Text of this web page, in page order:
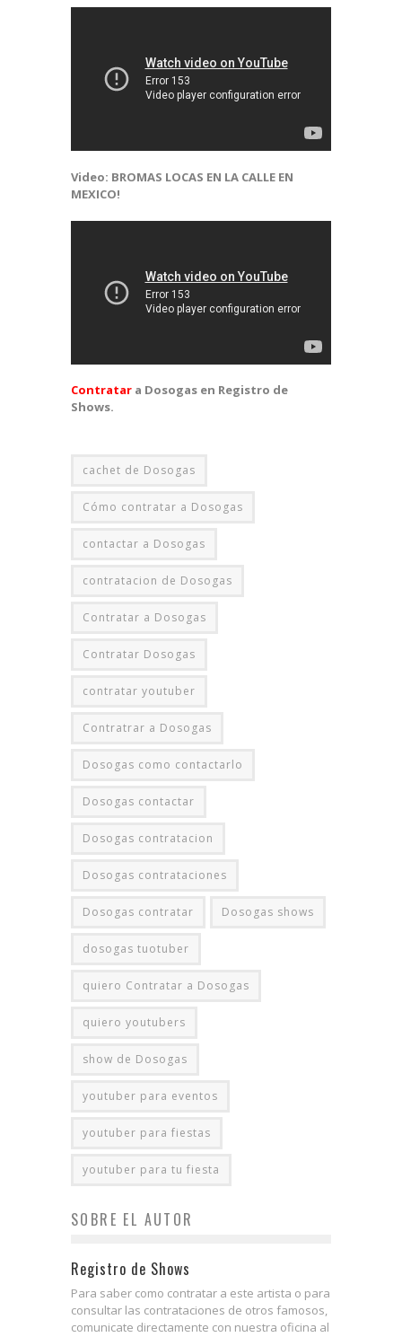
Video: BROMAS LOCAS EN LA CALLE EN
MEXICO!
Contratar a Dosogas en Registro de
Shows.
cachet de Dosogas
Cómo contratar a Dosogas
contactar a Dosogas
contratacion de Dosogas
Contratar a Dosogas
Contratar Dosogas
contratar youtuber
Contratrar a Dosogas
Dosogas como contactarlo
Dosogas contactar
Dosogas contratacion
Dosogas contrataciones
Dosogas contratar Dosogas shows
dosogas tuotuber
quiero Contratar a Dosogas
quiero youtubers
show de Dosogas
youtuber para eventos
youtuber para fiestas
youtuber para tu fiesta
SOBRE EL AUTOR
Registro de Shows
Para saber como contratar a este artista o para
consultar las contrataciones de otros famosos,
comunicate directamente con nuestra oficina al